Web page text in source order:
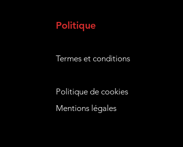
Politique
Termes et conditions
Politique de cookies
Mentions légales